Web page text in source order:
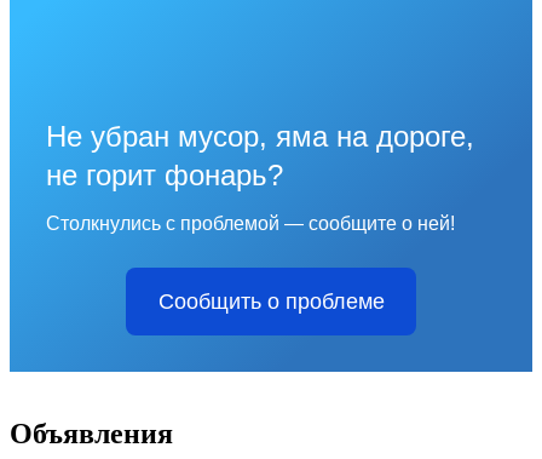
Не убран мусор, яма на дороге,
не горит фонарь?
Столкнулись с проблемой — сообщите о ней!
Сообщить о проблеме
Объявления